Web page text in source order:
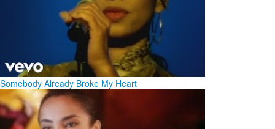
Somebody Already Broke My Heart